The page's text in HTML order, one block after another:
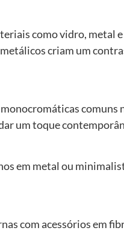
como vidro, metal
criam um
comuns
um toque
em metal ou
com acessórios em